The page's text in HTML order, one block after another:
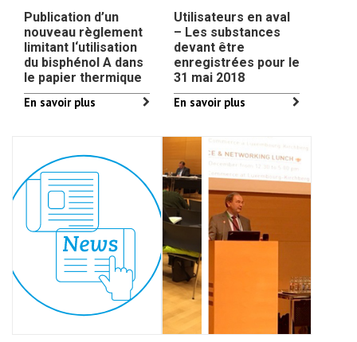
Publication d’un
nouveau règlement
limitant l‘utilisation
du bisphénol A dans
le papier thermique
En savoir plus
Utilisateurs en aval
– Les substances
devant être
enregistrées pour le
31 mai 2018
En savoir plus